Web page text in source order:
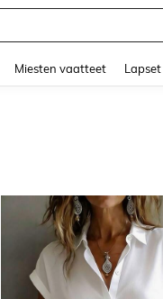
Miesten vaatteet Lapset